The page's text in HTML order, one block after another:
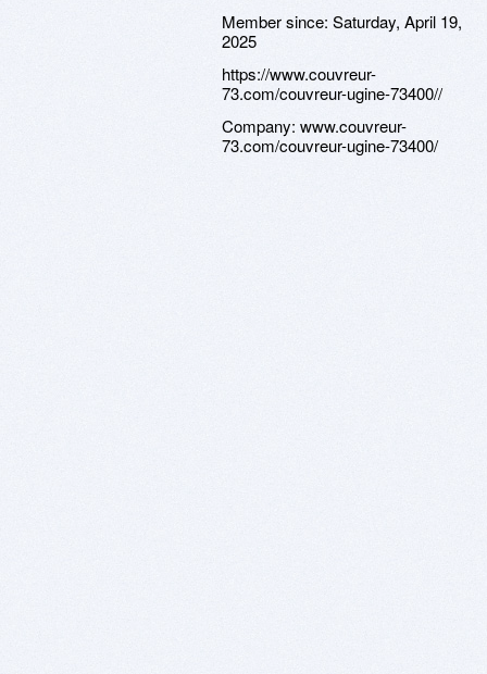
Member since: Saturday, April 19,
2025
https://www.couvreur-
73.com/couvreur-ugine-73400//
Company: www.couvreur-
73.com/couvreur-ugine-73400/